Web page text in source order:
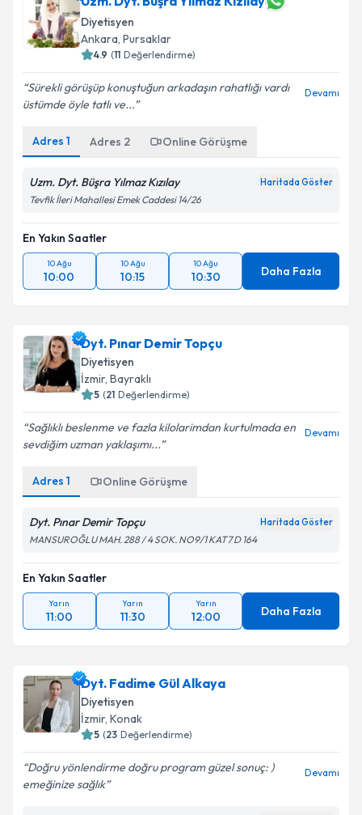
Uzm. Dyt. Büşra Yılmaz Kızılay
Diyetisyen
Ankara,Pursaklar
( Değerlendirme)
Sürekli görüşüp konuştuğun arkadaşın rahatlığı vardı
üstümde öyle tatlı ve...
Adres 1 Adres 2 Online Görüşme
Uzm. Dyt. Büşra Yılmaz Kızılay
En Yakın Saatler
10 Ağu
10:00
10 Ağu
10:15
10 Ağu
10:30 Daha Fazla
Dyt. Pınar Demir Topçu
Diyetisyen
İzmir,Bayraklı
( Değerlendirme)
Sağlıklı beslenme ve fazla kilolarimdan kurtulmada en
sevdiğim uzman yaklaşımı...
Adres 1 Online Görüşme
Dyt. Pınar Demir Topçu
En Yakın Saatler
Yarın
11:00
Yarın
11:30
Yarın
12:00 Daha Fazla
Dyt. Fadime Gül Alkaya
Diyetisyen
İzmir,Konak
( Değerlendirme)
Doğru yönlendirme doğru program güzel sonuç: )
emeğinize sağlık